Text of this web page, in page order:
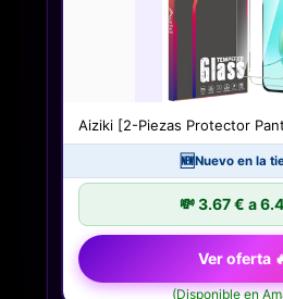
Aiziki [2-Piezas Protector
🆕Nuevo en la
💸 3.67 € a
Ver oferta
(Disponible en